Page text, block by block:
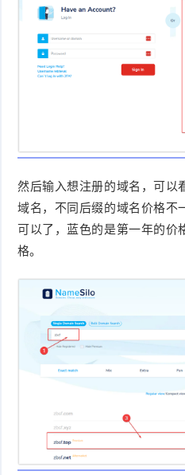
然后输入想注册的域名，可以
域名，不同后缀的域名价格不
可以了，蓝色的是第一年的价
格。